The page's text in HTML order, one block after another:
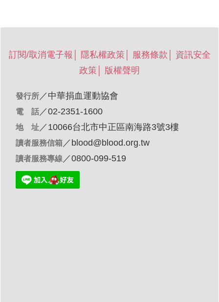
訂閱/取消電子報 隱私權政策 服務條款
資訊安全
政策
版權聲明
發行所 ／ 中華捐血運動協會
電 話 ／02-2351-1600
地 址 ／10066台北市中正區南海路3號3樓
讀者服務信箱 ／ blood@blood.org.tw
讀者服務專線 ／0800-099-519